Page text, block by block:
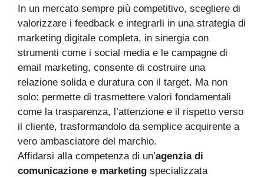
In un mercato sempre più competitivo, scegliere di
valorizzare i feedback e integrarli in una strategia di
marketing digitale completa, in sinergia con
strumenti come i social media e le campagne di
email marketing, consente di costruire una
relazione solida e duratura con il target. Ma non
solo: permette di trasmettere valori fondamentali
come la trasparenza, l’attenzione e il rispetto verso
il cliente, trasformandolo da semplice acquirente a
vero ambasciatore del marchio.
Affidarsi alla competenza di un’agenzia di
comunicazione e marketing specializzata